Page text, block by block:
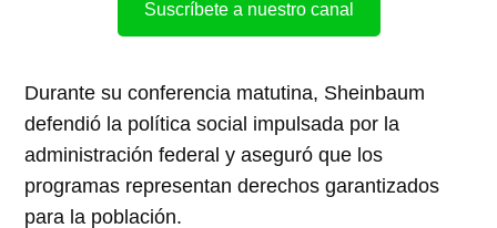
Suscríbete a nuestro canal
Durante su conferencia matutina, Sheinbaum
defendió la política social impulsada por la
administración federal y aseguró que los
programas representan derechos garantizados
para la población.